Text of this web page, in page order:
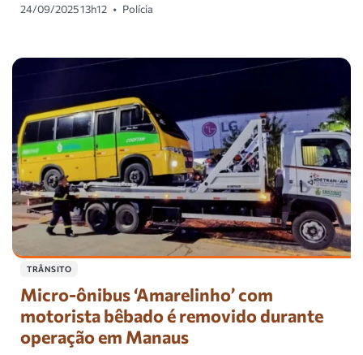
24/09/2025 13h12 • Polícia
TRÂNSITO
Micro-ônibus ‘Amarelinho’ com
motorista bêbado é removido durante
operação em Manaus